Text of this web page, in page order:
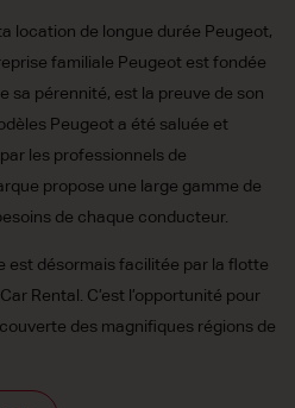
location de longue durée Peugeot,
familiale Peugeot est fondée
sa pérennité, est la preuve de son
Peugeot a été saluée et
les professionnels de
propose une large gamme de
de chaque conducteur.
est désormais facilitée par la flotte
Rental. C’est l’opportunité pour
des magnifiques régions de